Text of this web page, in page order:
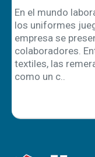
En el mundo
los uniformes
empresa se
colaboradores.
textiles, las
como un c..